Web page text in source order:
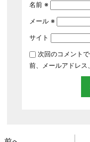
名前 ※
メール ※
サイト
次回のコメント
前、メールアドレス